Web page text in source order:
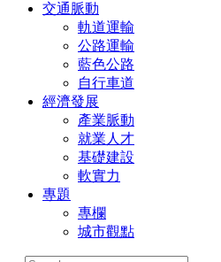
交通脈動
軌道運輸
公路運輸
藍色公路
自行車道
經濟發展
產業脈動
就業人才
基礎建設
軟實力
專題
專欄
城市觀點